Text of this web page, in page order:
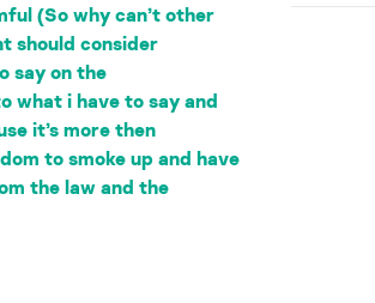
(So why can’t other
should consider
say on the
what i have to say and
it’s more then
to smoke up and have
the law and the